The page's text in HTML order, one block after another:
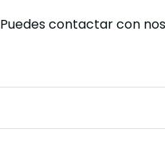
Puedes contactar con